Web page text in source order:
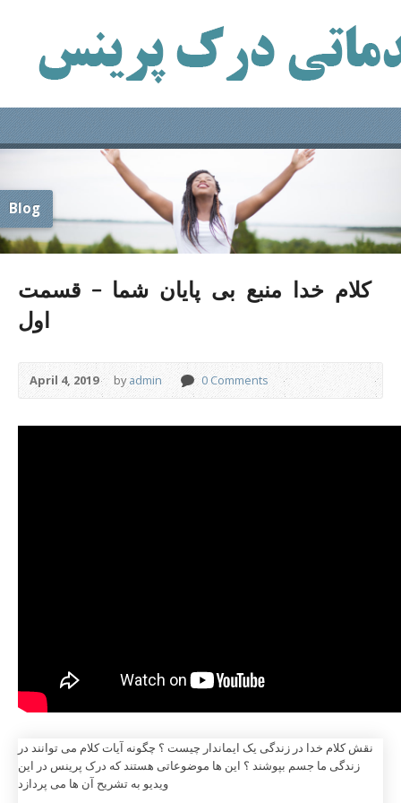
Blog
کلام خدا منبع بی پایان شما – قسمت
اول
April 4, 2019 byadmin 0 Comments
نقش کلام خدا در زندگی یک ایماندار چیست ؟ چگونه آیات کلام می توانند در
زندگی ما جسم بپوشند ؟ این ها موضوعاتی هستند که درک پرینس در این
ویدیو به تشریح آن ها می پردازد